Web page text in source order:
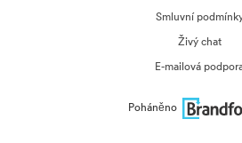
Smluvní
Živý chat
E-mailová
Poháněno